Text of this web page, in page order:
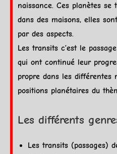
naissance. Ces planètes se
dans des maisons, elles
par des aspects.
Lestransits c’est le
qui ont continué leur
propre dans les différentes
positions planétaires du
Les différents
Lestransits (passages)